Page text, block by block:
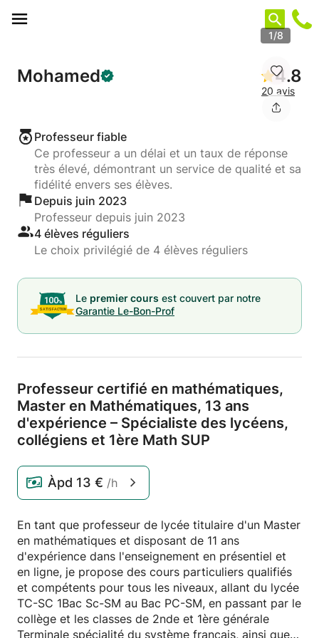
1/8
Mohamed 4.8
20 avis
Professeur fiable
Ce professeur a un délai et un taux de réponse
très élevé, démontrant un service de qualité et sa
fidélité envers ses élèves.
Depuis juin 2023
Professeur depuis juin 2023
4 élèves réguliers
Le choix privilégié de 4 élèves réguliers
Le premier cours est couvert par notre
Garantie Le-Bon-Prof
Professeur certifié en mathématiques,
Master en Mathématiques, 13 ans
d'expérience – Spécialiste des lycéens,
collégiens et 1ère Math SUP
Àpd 13 € /h
En tant que professeur de lycée titulaire d'un Master
en mathématiques et disposant de 11 ans
d'expérience dans l'enseignement en présentiel et
en ligne, je propose des cours particuliers qualifiés
et compétents pour tous les niveaux, allant du lycée
TC-SC 1Bac Sc-SM au Bac PC-SM, en passant par le
collège et les classes de 2nde et 1ère générale
Terminale spécialité du système français, ainsi que